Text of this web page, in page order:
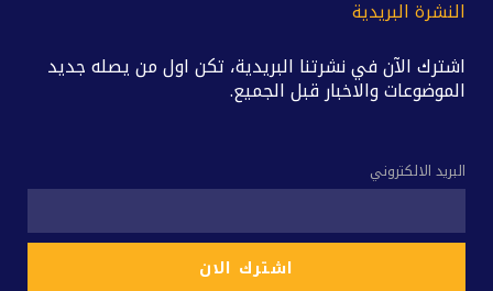
النشرة البريدية
اشترك الآن في نشرتنا البريدية، تكن اول من يصله جديد
الموضوعات والاخبار قبل الجميع.
البريد الالكتروني